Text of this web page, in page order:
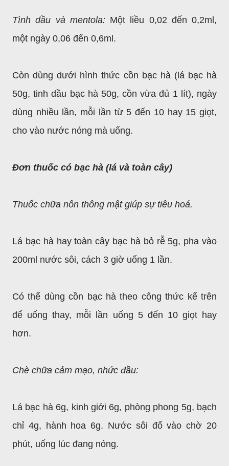
Tình dầu và mentola: Một liều 0,02 đến 0,2ml,
một ngày 0,06 đến 0,6ml.
Còn dùng dưới hình thức cồn bạc hà (lá bạc hà
50g, tinh dầu bạc hà 50g, cồn vừa đủ 1 lít), ngày
dùng nhiều lần, mỗi lần từ 5 đến 10 hay 15 giọt,
cho vào nước nóng mà uống.
Đơn thuốc có bạc hà (lá và toàn cây)
Thuốc chữa nôn thông mật giúp sự tiêu hoá.
Lá bạc hà hay toàn cây bạc hà bỏ rễ 5g, pha vào
200ml nước sôi, cách 3 giờ uống 1 lần.
Có thể dùng cồn bạc hà theo công thức kể trên
để uống thay, mỗi lần uống 5 đến 10 giọt hay
hơn.
Chè chữa cảm mạo, nhức đầu:
Lá bạc hà 6g, kinh giới 6g, phòng phong 5g, bạch
chỉ 4g, hành hoa 6g. Nước sôi đổ vào chờ 20
phút, uống lúc đang nóng.